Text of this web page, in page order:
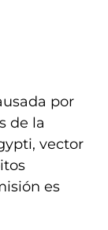
por
de la
vector
es